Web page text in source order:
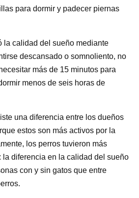
para dormir y padecer piernas
la calidad del sueño mediante
descansado o somnoliento, no
más de 15 minutos para
menos de seis horas de
una diferencia entre los dueños
estos son más activos por la
los perros tuvieron más
la diferencia en la calidad del sueño
con y sin gatos que entre